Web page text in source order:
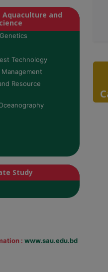
Aquaculture and
Technology
Resource
Study
:www.sau.edu.bd